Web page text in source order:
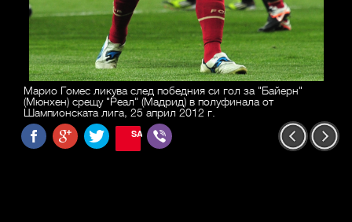
Марио Гомес ликува след победния си гол за "Байерн"
(Мюнхен) срещу "Реал" (Мадрид) в полуфинала от
Шампионската лига, 25 април 2012 г.
SAVE